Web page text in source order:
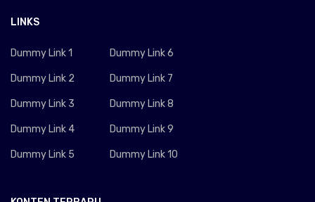
LINKS
Dummy Link 1
Dummy Link 2
Dummy Link 3
Dummy Link 4
Dummy Link 5
Dummy Link 6
Dummy Link 7
Dummy Link 8
Dummy Link 9
Dummy Link 10